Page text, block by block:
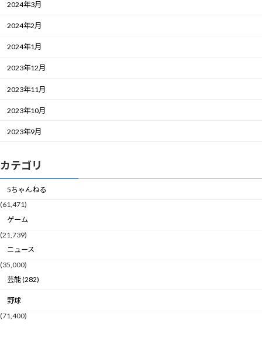
2024年3月
2024年2月
2024年1月
2023年12月
2023年11月
2023年10月
2023年9月
カテゴリ
5ちゃんねる
(61,471)
ゲーム
(21,739)
ニュース
(35,000)
芸能 (282)
野球
(71,400)